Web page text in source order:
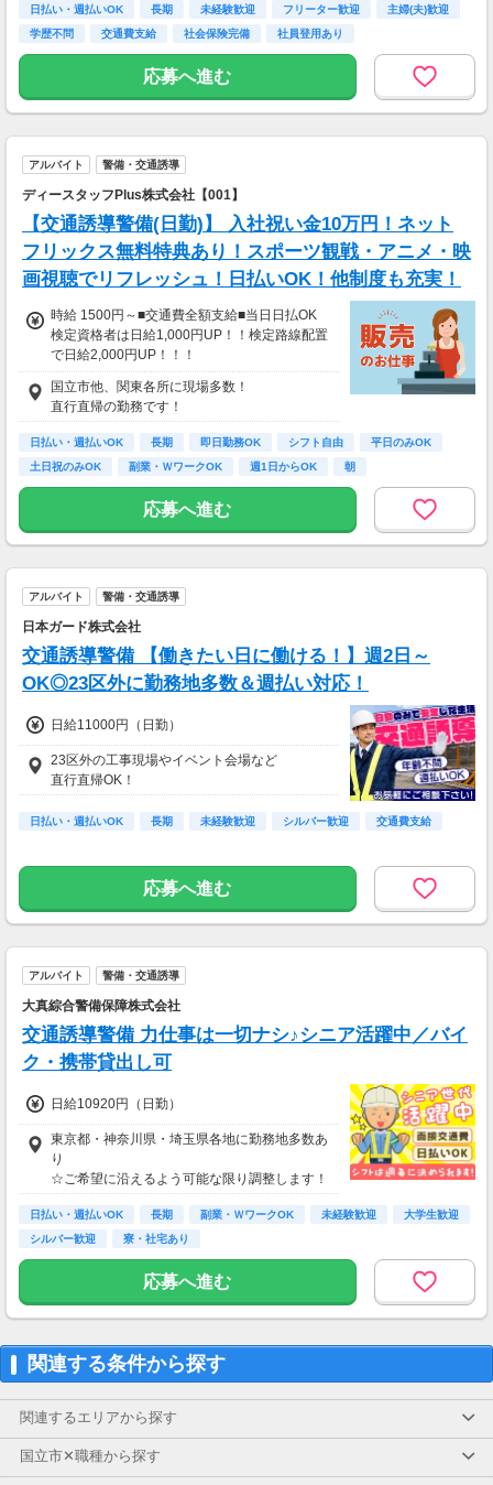
日勤務
→月収156,000円+交通費！！
日払い・週払いOK 長期 未経験歓迎 フリーター歓迎
主婦(夫)歓迎
学歴不問
交通費支給 社会保険完備 社員登用あり
応募へ進む
アルバイト 警備・交通誘導
ディースタッフPlus株式会社【001】
【交通誘導警備(日勤)】 入社祝い金10万円！ネット
フリックス無料特典あり！スポーツ観戦・アニメ・映
画視聴でリフレッシュ！日払いOK！他制度も充実！
時給 1500円～■交通費全額支給■当日日払OK
検定資格者は日給1,000円UP！！検定路線配置
で日給2,000円UP！！！
////////////////////////////////////////
日給12000円以上
（一律手当を含む）
※時給換算→1500円/時
/////////////////////////////////////////
国立市他、関東各所に現場多数！
直行直帰の勤務です！
日払い・週払いOK 長期 即日勤務OK シフト自由
平日のみOK
土日祝のみOK
副業・ＷワークOK 週1日からOK 朝
応募へ進む
アルバイト 警備・交通誘導
日本ガード株式会社
交通誘導警備 【働きたい日に働ける！】週2日～
OK◎23区外に勤務地多数＆週払い対応！
日給11000円（日勤）
23区外の工事現場やイベント会場など
直行直帰OK！
日払い・週払いOK 長期 未経験歓迎 シルバー歓迎 交通費支給
応募へ進む
アルバイト 警備・交通誘導
大真綜合警備保障株式会社
交通誘導警備 力仕事は一切ナシ♪シニア活躍中／バイ
ク・携帯貸出し可
日給10920円（日勤）
東京都・神奈川県・埼玉県各地に勤務地多数あ
り
☆ご希望に沿えるよう可能な限り調整します！
日払い・週払いOK 長期 副業・ＷワークOK 未経験歓迎
大学生歓迎
シルバー歓迎
寮・社宅あり
応募へ進む
関連する条件から探す
関連するエリアから探す
国立市✕職種から探す